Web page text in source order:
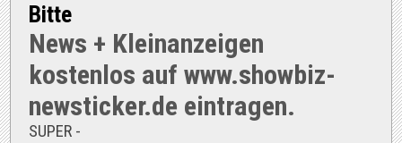
Bitte
News + Kleinanzeigen
kostenlos auf www.showbiz-
newsticker.de eintragen.
SUPER -